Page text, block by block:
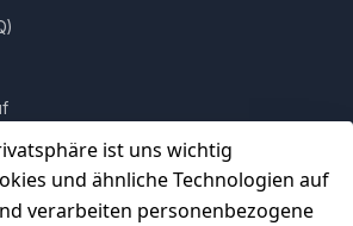
– platziere ihn einfach und verwandle
gleichzeitig zweckdienlichen Tisch einen
ist uns wichtig
und ähnliche Technologien auf
verarbeiten personenbezogene